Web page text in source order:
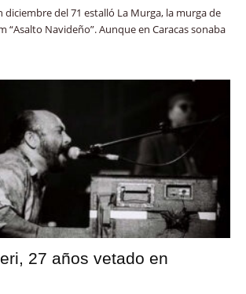
diciembre del 71 estalló La Murga, la murga de
“Asalto Navideño”. Aunque en Caracas sonaba
27 años vetado en